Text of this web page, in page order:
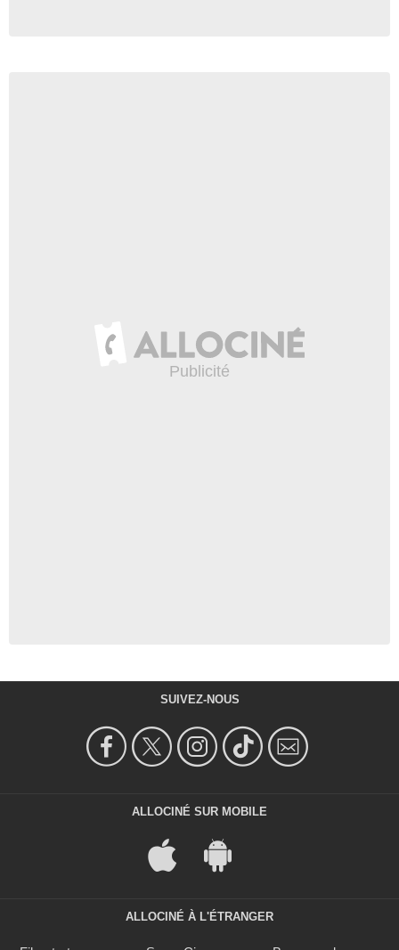
SUIVEZ-NOUS
ALLOCINÉ SUR MOBILE
ALLOCINÉ À L'ÉTRANGER